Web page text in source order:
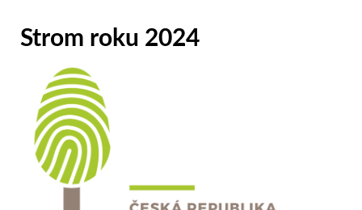
Strom roku 2024